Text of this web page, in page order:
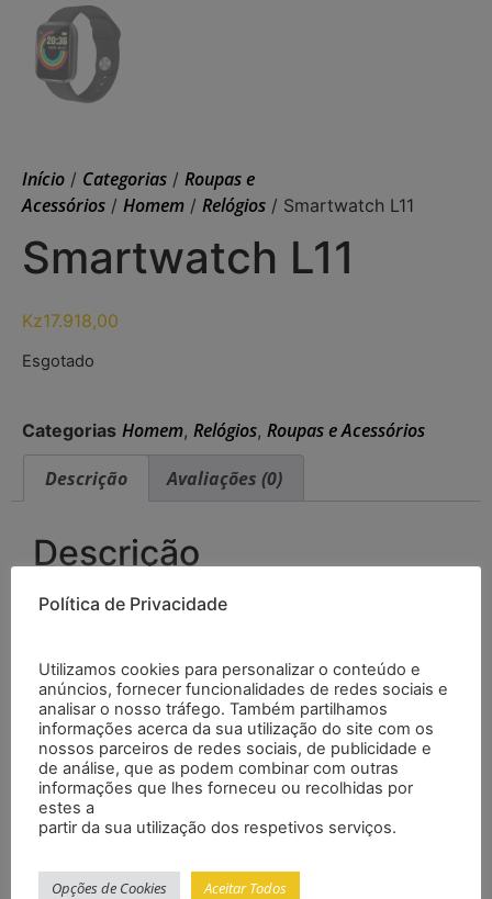
Início / Categorias / Roupas e
Acessórios / Homem / Relógios / Smartwatch L11
Smartwatch L11
Kz17.918,00
Esgotado
Categorias Homem, Relógios, Roupas e Acessórios
Descrição
Avaliações (0)
Descrição
Descrição do produto
cardíaca relógio inteligente monitor de pressão
arterial d20 y68 banda pulseira ip67 smartwatch
resistente a água./*54745756836*/
Produtos Relacionados
Política de Privacidade
Utilizamos cookies para personalizar o conteúdo e
anúncios, fornecer funcionalidades de redes sociais e
analisar o nosso tráfego. Também partilhamos
informações acerca da sua utilização do site com os
nossos parceiros de redes sociais, de publicidade e
de análise, que as podem combinar com outras
informações que lhes forneceu ou recolhidas por
estes a
partir da sua utilização dos respetivos serviços.
Opções de Cookies Aceitar Todos